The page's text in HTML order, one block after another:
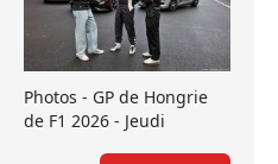
Photos - GP de Hongrie
de F1 2026 - Jeudi